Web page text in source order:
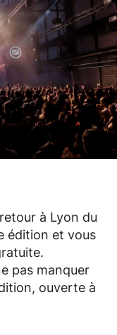
à Lyon du
édition et vous
pas manquer
ouverte à